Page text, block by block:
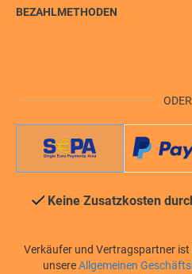
ODER
BEZAHLMETHODEN
Keine Zusatzkosten
Verkäufer und Vertragspartner ist
unsereAllgemeinen